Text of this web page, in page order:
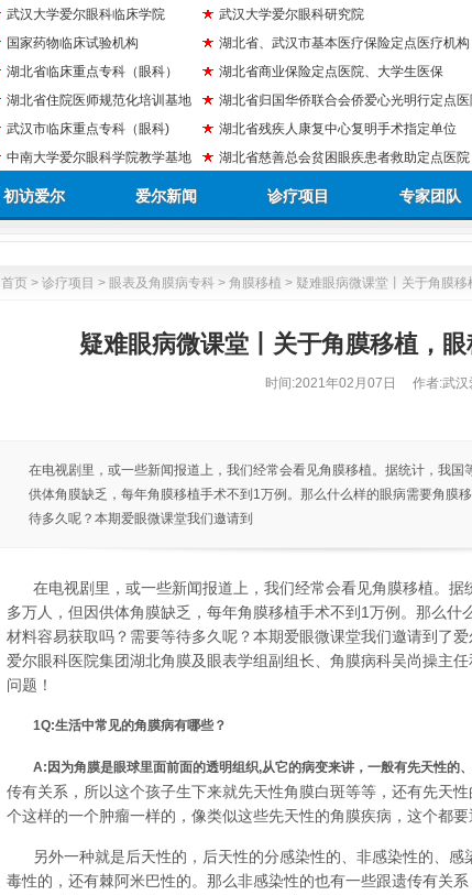
武汉大学爱尔眼科临床学院
国家药物临床试验机构
湖北省临床重点专科（眼科）
湖北省住院医师规范化培训基地
武汉市临床重点专科（眼科)
中南大学爱尔眼科学院教学基地
武汉大学爱尔眼科研究院
湖北省、武汉市基本医疗保险定点医疗机构
湖北省商业保险定点医院、大学生医保
湖北省归国华侨联合会侨爱心光明行定点
湖北省残疾人康复中心复明手术指定单位
湖北省慈善总会贫困眼疾患者救助定点医院
初访爱尔 爱尔新闻 诊疗项目 专家团队
首页 > 诊疗项目 > 眼表及角膜病专科 > 角膜移植 > 疑难眼病微课堂丨关于角膜
疑难眼病微课堂丨关于角膜移植，
时间:2021年02月07日
作者:武汉
在电视剧里，或一些新闻报道上，我们经常会看见角膜移植。据统计，我国
供体角膜缺乏，每年角膜移植手术不到1万例。那么什么样的眼病需要角膜
待多久呢？本期爱眼微课堂我们邀请到
在电视剧里，或一些新闻报道上，我们经常会看见角膜移植。
多万人，但因供体角膜缺乏，每年角膜移植手术不到1万例。那么什
材料容易获取吗？需要等待多久呢？本期爱眼微课堂我们邀请到了爱
爱尔眼科医院集团湖北角膜及眼表学组副组长、角膜病科吴尚操主
问题！
1Q:生活中常见的角膜病有哪些？
A: 因为角膜是眼球里面前面的透明组织,从它的病变来讲， 一般有先天性的
传有关系，所以这个孩子生下来就先天性角膜白斑等等，还有先天
个这样的一个肿瘤一样的，像类似这些先天性的角膜疾病，这个都要
另外一种就是后天性的，后天性的分感染性的、非感染性的、
毒性的，还有棘阿米巴性的。那么非感染性的也有一些跟遗传有关